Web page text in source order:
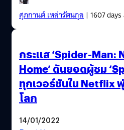
ศุภกานต์ เหล่ารัตนกุล| 1607
กระแส ‘Spider-Man:
Home’ ดันยอดผู้ชม
ทุกเวอร์ชันใน Netflix
โลก
14/01/2022